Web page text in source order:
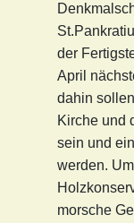
der
April
dahin
Kirche und
sein und
werden.
morsche